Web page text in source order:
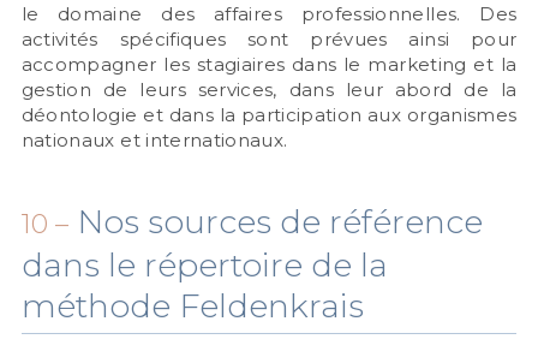
le domaine des affaires professionnelles. Des
activités spécifiques sont prévues ainsi pour
accompagner les stagiaires dans le marketing et la
gestion de leurs services, dans leur abord de la
déontologie et dans la participation aux organismes
nationaux et internationaux.
10 –Nos sources de référence
dans le répertoire de la
méthode Feldenkrais